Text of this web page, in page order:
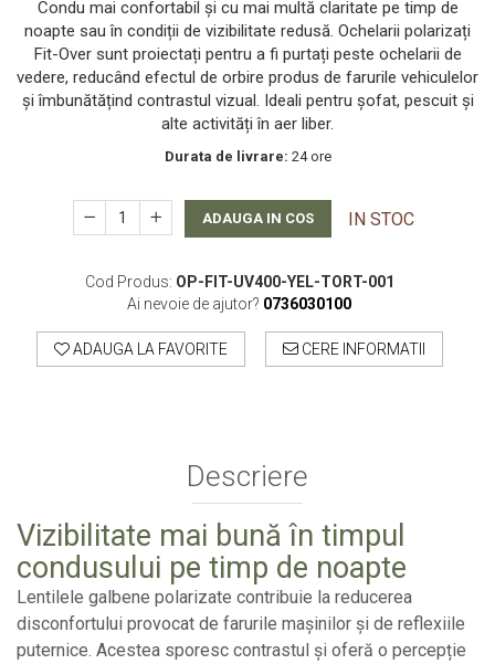
Smartwatch-Uri
STAND UP PADDLES
Textile
Uscatoare De Par
Condu mai confortabil și cu mai multă claritate pe timp de
noapte sau în condiții de vizibilitate redusă. Ochelarii polarizați
Fit-Over sunt proiectați pentru a fi purtați peste ochelarii de
vedere, reducând efectul de orbire produs de farurile vehiculelor
și îmbunătățind contrastul vizual. Ideali pentru șofat, pescuit și
alte activități în aer liber.
Durata de livrare: 24 ore
ADAUGA IN COS IN STOC
Cod Produs: OP-FIT-UV400-YEL-TORT-001
Ai nevoie de ajutor? 0736030100
ADAUGA LA FAVORITE CERE INFORMATII
Descriere
Vizibilitate mai bună în timpul
condusului pe timp de noapte
Lentilele galbene polarizate contribuie la reducerea
disconfortului provocat de farurile mașinilor și de reflexiile
puternice. Acestea sporesc contrastul și oferă o percepție